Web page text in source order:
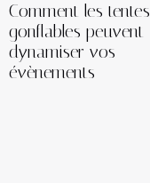
Comment les tentes
gonflables peuvent
dynamiser vos
évènements